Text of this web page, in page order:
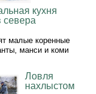
кухня
севера
малые коренные
манси и коми
Ловля
нахлыстом